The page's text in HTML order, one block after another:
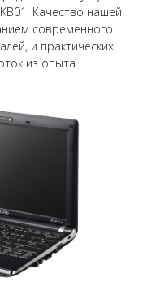
Качество нашей
современного
и практических
из опыта.